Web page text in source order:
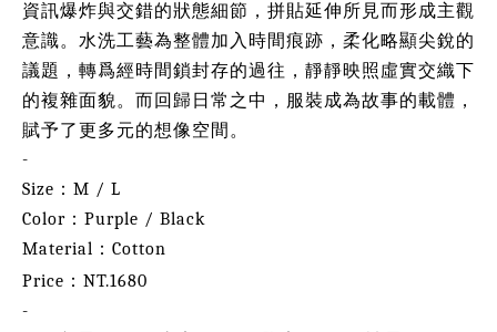
資訊爆炸與交錯的狀態細節，拼貼延伸所見而形成主觀
意識。水洗工藝為整體加入時間痕跡，柔化略顯尖銳的
議題，轉爲經時間鎖封存的過往，靜靜映照虛實交織下
的複雜面貌。而回歸日常之中，服裝成為故事的載體，
賦予了更多元的想像空間。
-
Size：M / L
Color：Purple / Black
Material：Cotton
Price：NT.1680
-